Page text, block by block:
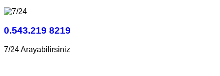
0.543.219 8219
7/24 Arayabilirsiniz